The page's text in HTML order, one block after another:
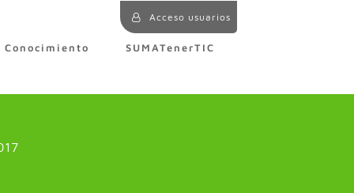
Acceso usuarios
Conocimiento SUMATenerTIC